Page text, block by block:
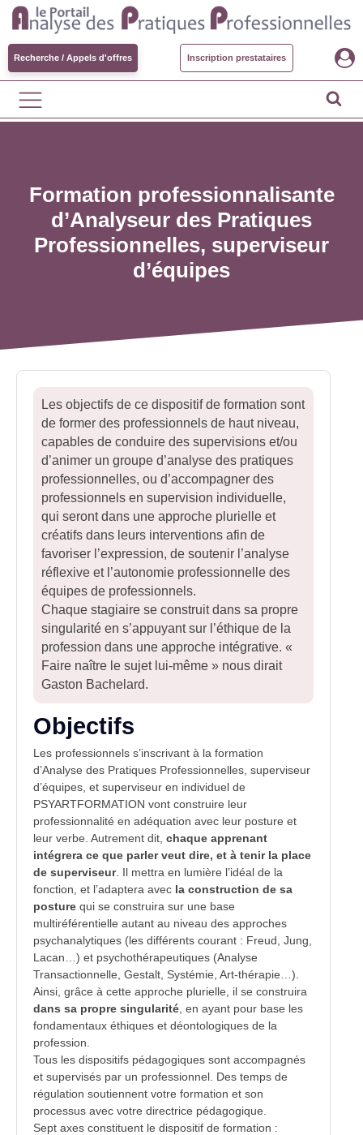
Recherche / Appels d'offres Inscription prestataires
Formation professionnalisante
d’Analyseur des Pratiques
Professionnelles, superviseur
d’équipes
Les objectifs de ce dispositif de formation sont
de former des professionnels de haut niveau,
capables de conduire des supervisions et/ou
d’animer un groupe d’analyse des pratiques
professionnelles, ou d’accompagner des
professionnels en supervision individuelle,
qui seront dans une approche plurielle et
créatifs dans leurs interventions afin de
favoriser l’expression, de soutenir l’analyse
réflexive et l’autonomie professionnelle des
équipes de professionnels.
Chaque stagiaire se construit dans sa propre
singularité en s’appuyant sur l’éthique de la
profession dans une approche intégrative. «
Faire naître le sujet lui-même » nous dirait
Gaston Bachelard.
Objectifs
Les professionnels s’inscrivant à la formation
d’Analyse des Pratiques Professionnelles, superviseur
d’équipes, et superviseur en individuel de
PSYARTFORMATION vont construire leur
professionnalité en adéquation avec leur posture et
leur verbe. Autrement dit, chaque apprenant
intégrera ce que parler veut dire, et à tenir la place
de superviseur. Il mettra en lumière l’idéal de la
fonction, et l’adaptera avec la construction de sa
posture qui se construira sur une base
multiréférentielle autant au niveau des approches
psychanalytiques (les différents courant : Freud, Jung,
Lacan…) et psychothérapeutiques (Analyse
Transactionnelle, Gestalt, Systémie, Art-thérapie…).
Ainsi, grâce à cette approche plurielle, il se construira
dans sa propre singularité , en ayant pour base les
fondamentaux éthiques et déontologiques de la
profession.
Tous les dispositifs pédagogiques sont accompagnés
et supervisés par un professionnel. Des temps de
régulation soutiennent votre formation et son
processus avec votre directrice pédagogique.
Sept axes constituent le dispositif de formation :